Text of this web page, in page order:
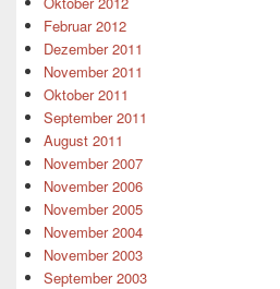
Februar 2012
Dezember 2011
November 2011
Oktober 2011
September 2011
August 2011
November 2007
November 2006
November 2005
November 2004
November 2003
September 2003